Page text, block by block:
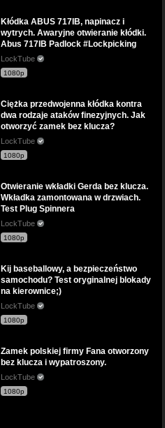
Kłódka ABUS 717IB, napinacz i
wytrych. Awaryjne otwieranie kłódki.
Abus 717IB Padlock #Lockpicking
LockTube
1080p
Ciężka przedwojenna kłódka kontra
dwa rodzaje ataków finezyjnych. Jak
otworzyć zamek bez klucza?
LockTube
1080p
Otwieranie wkładki Gerda bez klucza.
Wkładka zamontowana w drzwiach.
Test Plug Spinnera
LockTube
1080p
Kij baseballowy, a bezpieczeństwo
samochodu? Test oryginalnej blokady
na kierownice;)
LockTube
1080p
Zamek polskiej firmy Fana otworzony
bez klucza i wypatroszony.
LockTube
1080p